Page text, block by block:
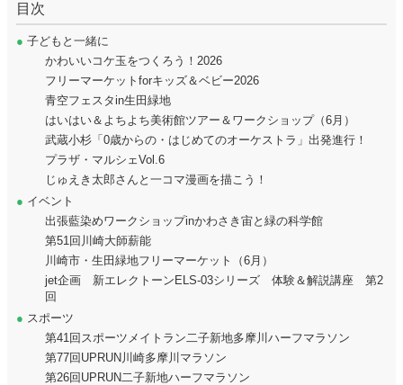
目次
● 子どもと一緒に
かわいいコケ玉をつくろう！2026
フリーマーケットforキッズ＆ベビー2026
青空フェスタin生田緑地
はいはい＆よちよち美術館ツアー＆ワークショップ（6月）
武蔵小杉「0歳からの・はじめてのオーケストラ」出発進行！
プラザ・マルシェVol.6
じゅえき太郎さんと一コマ漫画を描こう！
● イベント
出張藍染めワークショップinかわさき宙と緑の科学館
第51回川崎大師薪能
川崎市・生田緑地フリーマーケット（6月）
jet企画 新エレクトーンELS-03シリーズ 体験＆解説講座 第2
回
● スポーツ
第41回スポーツメイトラン二子新地多摩川ハーフマラソン
第77回UPRUN川崎多摩川マラソン
第26回UPRUN二子新地ハーフマラソン